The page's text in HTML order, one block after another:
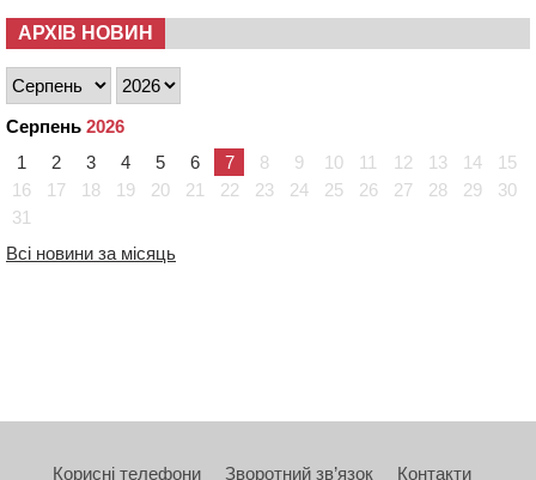
АРХІВ НОВИН
Серпень 2026
1
2 3 4 5 6 7 8 9 10 11 12 13 14
15
16
17 18 19 20 21 22 23 24 25 26 27 28 29
30
31
Всі новини за місяць
Корисні телефони Зворотний зв’язок Контакти